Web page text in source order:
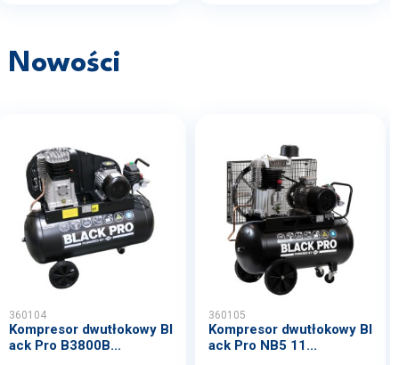
Nowości
360104
Kompresor dwutłokowy Bl
ack Pro B3800B...
360105
Kompresor dwutłokowy Bl
ack Pro NB5 11...